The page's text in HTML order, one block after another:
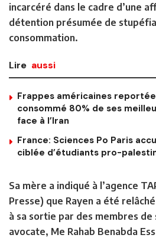
incarcéré dans le cadre d’une
détention présumée de
consommation.
Lire aussi
Frappes américaines
consommé 80% de ses
face à l’Iran
France: Sciences Po Paris
ciblée d’étudiants pro-
Sa mère a indiqué à l’agence
Presse) que Rayen a été
à sa sortie par des membres
avocate, Me Rahab Benabda